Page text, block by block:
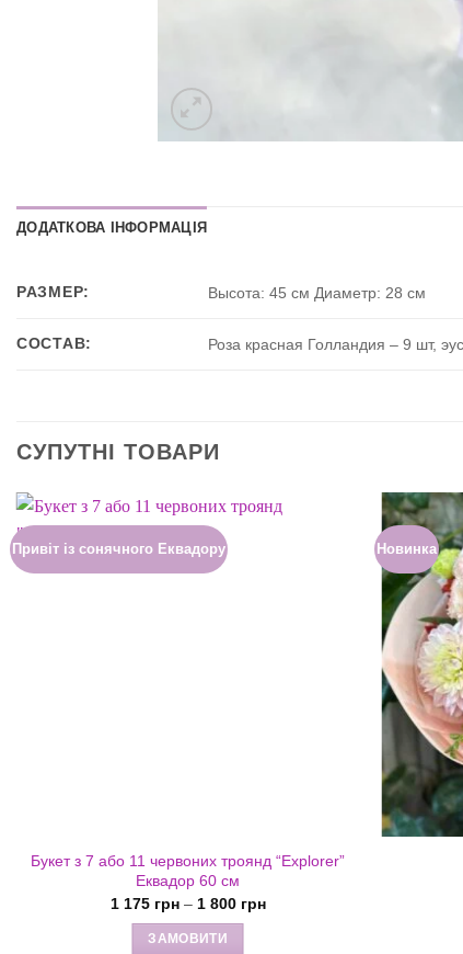
ДОДАТКОВА ІНФОРМАЦІЯ
РАЗМЕР: Высота: 45 см Диаметр: 28 см
СОСТАВ: Роза красная Голландия – 9 шт,
СУПУТНІ ТОВАРИ
Привіт із сонячного Еквадору
Букет з 7 або 11 червоних троянд “Explorer”
Еквадор 60 см
1 175 грн – 1 800 грнДіапазон
ЗАМОВИТИ
Новинка